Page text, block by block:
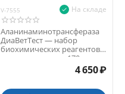
V-7555 На складе
Аланинаминотрансфераза
ДиаВетТест — набор
биохимических реагентов
для ветеринарии, 170 мл
4 650₽